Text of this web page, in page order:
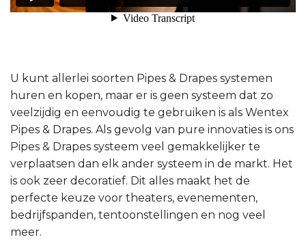
U kunt allerlei soorten Pipes & Drapes systemen
huren en kopen, maar er is geen systeem dat zo
veelzijdig en eenvoudig te gebruiken is als Wentex
Pipes & Drapes. Als gevolg van pure innovaties is ons
Pipes & Drapes systeem veel gemakkelijker te
verplaatsen dan elk ander systeem in de markt. Het
is ook zeer decoratief. Dit alles maakt het de
perfecte keuze voor theaters, evenementen,
bedrijfspanden, tentoonstellingen en nog veel
meer.